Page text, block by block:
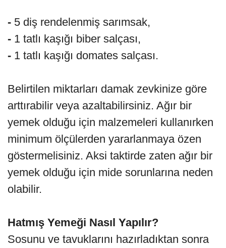
- 5 diş rendelenmiş sarımsak,
- 1 tatlı kaşığı biber salçası,
- 1 tatlı kaşığı domates salçası.
Belirtilen miktarları damak zevkinize göre
arttırabilir veya azaltabilirsiniz. Ağır bir
yemek olduğu için malzemeleri kullanırken
minimum ölçülerden yararlanmaya özen
göstermelisiniz. Aksi taktirde zaten ağır bir
yemek olduğu için mide sorunlarına neden
olabilir.
Hatmış Yemeği Nasıl Yapılır?
Sosunu ve tavuklarını hazırladıktan sonra